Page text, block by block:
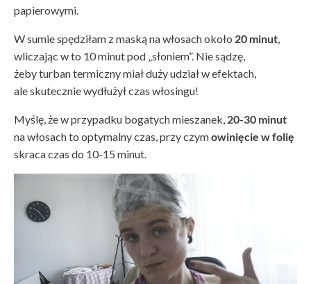
papierowymi.
W sumie spędziłam z maską na włosach około 20 minut,
wliczając w to 10 minut pod „słoniem”. Nie sądzę,
żeby turban termiczny miał duży udział w efektach,
ale skutecznie wydłużył czas włosingu!
Myślę, że w przypadku bogatych mieszanek, 20-30 minut
na włosach to optymalny czas, przy czymowinięcie w folię
skraca czas do 10-15 minut.